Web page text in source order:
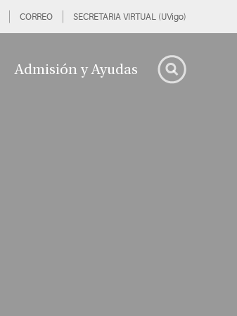
CORREO SECRETARIA VIRTUAL (UVigo)
Admisión y Ayudas